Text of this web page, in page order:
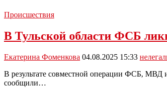
Происшествия
В Тульской области ФСБ
Екатерина Фоменкова 04.08.2025 15:33
В результате совместной операции ФСБ, МВД
сообщили…